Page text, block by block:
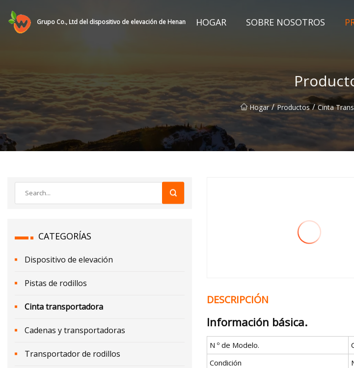
Grupo Co., Ltd del dispositivo de elevación de Henan HOGAR SOBRE NOSOTROS
Hogar / Productos / Cinta
CATEGORÍAS
Dispositivo de elevación
Pistas de rodillos
Cinta transportadora
Cadenas y transportadoras
Transportador de rodillos
DESCRIPCIÓN
Información básica.
N º de Modelo.
Condición